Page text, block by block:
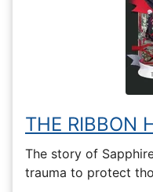
THE RIBBON
The story of
trauma to protect